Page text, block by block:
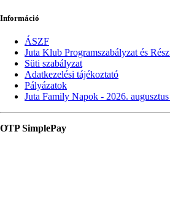
Információ
ÁSZF
Juta Klub Programszabályzat és
Süti szabályzat
Adatkezelési tájékoztató
Pályázatok
Juta Family Napok - 2026.
OTP SimplePay